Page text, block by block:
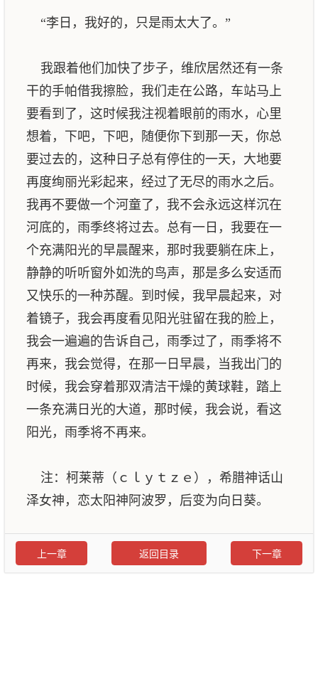
“李日，我好的，只是雨太大了。”
我跟着他们加快了步子，维欣居然还有一条
干的手帕借我擦脸，我们走在公路，车站马上
要看到了，这时候我注视着眼前的雨水，心里
想着，下吧，下吧，随便你下到那一天，你总
要过去的，这种日子总有停住的一天，大地要
再度绚丽光彩起来，经过了无尽的雨水之后。
我再不要做一个河童了，我不会永远这样沉在
河底的，雨季终将过去。总有一日，我要在一
个充满阳光的早晨醒来，那时我要躺在床上，
静静的听听窗外如洗的鸟声，那是多么安适而
又快乐的一种苏醒。到时候，我早晨起来，对
着镜子，我会再度看见阳光驻留在我的脸上，
我会一遍遍的告诉自己，雨季过了，雨季将不
再来，我会觉得，在那一日早晨，当我出门的
时候，我会穿着那双清洁干燥的黄球鞋，踏上
一条充满日光的大道，那时候，我会说，看这
阳光，雨季将不再来。
注：柯莱蒂（ｃｌｙｔｚｅ），希腊神话山
泽女神，恋太阳神阿波罗，后变为向日葵。
上一章 返回目录 下一章